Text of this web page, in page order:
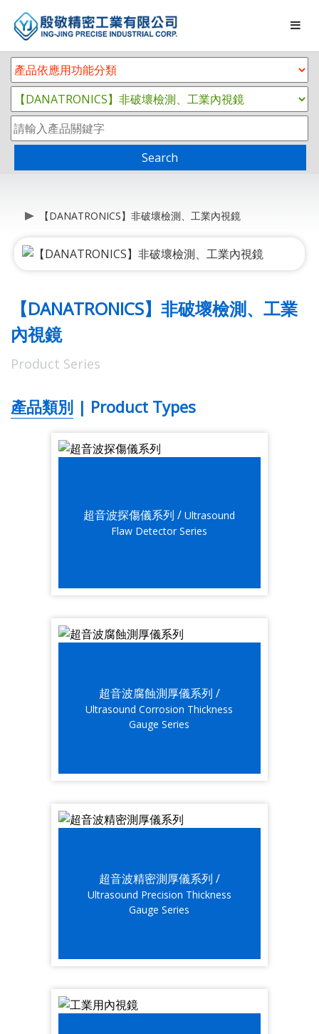
Search
【DANATRONICS】非破壞檢測、工業內視鏡
【DANATRONICS】非破壞檢測、工業
內視鏡
Product Series
產品類別 | Product Types
超音波探傷儀系列 /Ultrasound
Flaw Detector Series
超音波腐蝕測厚儀系列 /
Ultrasound Corrosion Thickness
Gauge Series
超音波精密測厚儀系列 /
Ultrasound Precision Thickness
Gauge Series